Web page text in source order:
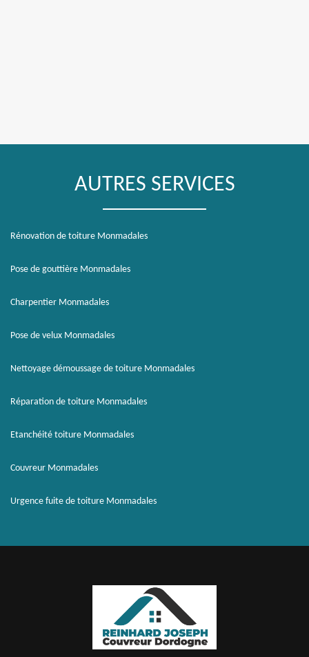
AUTRES SERVICES
Rénovation de toiture Monmadales
Pose de gouttière Monmadales
Charpentier Monmadales
Pose de velux Monmadales
Nettoyage démoussage de toiture Monmadales
Réparation de toiture Monmadales
Etanchéité toiture Monmadales
Couvreur Monmadales
Urgence fuite de toiture Monmadales